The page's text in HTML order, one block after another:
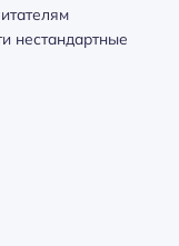
нестандартные